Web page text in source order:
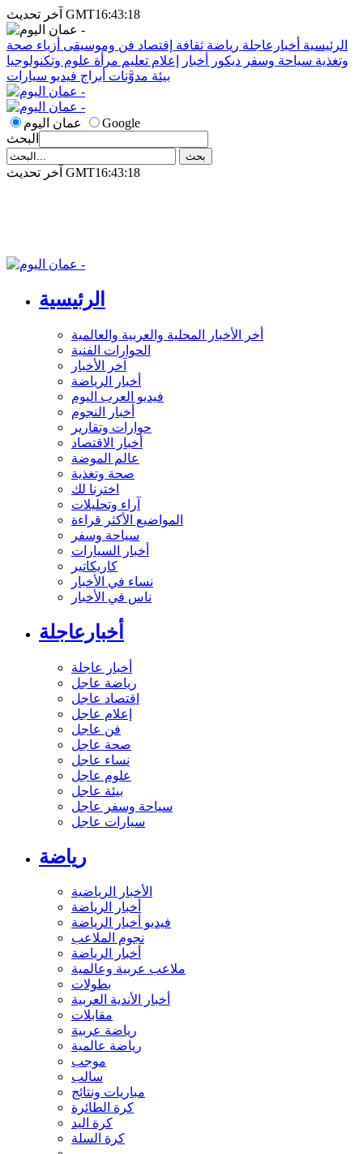
آخر تحديث GMT16:43:18
الرئيسية أخبارعاجلة رياضة ثقافة إقتصاد فن وموسيقى أزياء صحة
وتغذية سياحة وسفر ديكور أخبار إعلام تعليم مرأة علوم وتكنولوجيا
بيئة مدوَّنات أبراج فيديو سيارات
عمان اليوم
Google
البحث
آخر تحديث GMT16:43:18
الرئيسية
أخر الأخبار المحلية والعربية والعالمية
الحوارات الفنية
آخر الأخبار
أخبار الرياضة
فيديو العرب اليوم
أخبار النجوم
حوارات وتقارير
أخبار الاقتصاد
عالم الموضة
صحة وتغذية
اخترنا لك
آراء وتحليلات
المواضيع الأكثر قراءة
سياحة وسفر
أخبار السيارات
كاريكاتير
نساء في الأخبار
ناس في الأخبار
أخبارعاجلة
أخبار عاجلة
رياضة عاجل
اقتصاد عاجل
إعلام عاجل
فن عاجل
صحة عاجل
نساء عاجل
علوم عاجل
بيئة عاجل
سياحة وسفر عاجل
سيارات عاجل
رياضة
الأخبار الرياضية
أخبار الرياضة
فيديو أخبار الرياضة
نجوم الملاعب
أخبار الرياضة
ملاعب عربية وعالمية
بطولات
أخبار الأندية العربية
مقابلات
رياضة عربية
رياضة عالمية
موجب
سالب
مباريات ونتائج
كرة الطائرة
كرة اليد
كرة السلة